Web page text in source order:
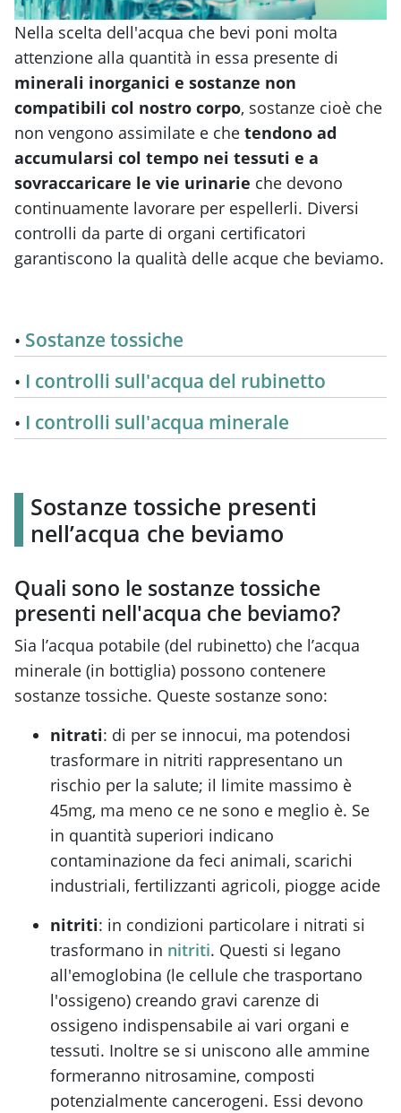
Nella scelta dell'acqua che bevi poni molta
attenzione alla quantità in essa presente di
minerali inorganici e sostanze non
compatibili col nostro corpo, sostanze cioè che
non vengono assimilate e che tendono ad
accumularsi col tempo nei tessuti e a
sovraccaricare le vie urinarie che devono
continuamente lavorare per espellerli. Diversi
controlli da parte di organi certificatori
garantiscono la qualità delle acque che beviamo.
Sostanze tossiche
I controlli sull'acqua del rubinetto
I controlli sull'acqua minerale
Sostanze tossiche presenti
nell’acqua che beviamo
Quali sono le sostanze tossiche
presenti nell'acqua che beviamo?
Sia l’acqua potabile (del rubinetto) che l’acqua
minerale (in bottiglia) possono contenere
sostanze tossiche. Queste sostanze sono:
nitrati: di per se innocui, ma potendosi
trasformare in nitriti rappresentano un
rischio per la salute; il limite massimo è
45mg, ma meno ce ne sono e meglio è. Se
in quantità superiori indicano
contaminazione da feci animali, scarichi
industriali, fertilizzanti agricoli, piogge acide
nitriti: in condizioni particolare i nitrati si
trasformano in nitriti. Questi si legano
all'emoglobina (le cellule che trasportano
l'ossigeno) creando gravi carenze di
ossigeno indispensabile ai vari organi e
tessuti. Inoltre se si uniscono alle ammine
formeranno nitrosamine, composti
potenzialmente cancerogeni. Essi devono